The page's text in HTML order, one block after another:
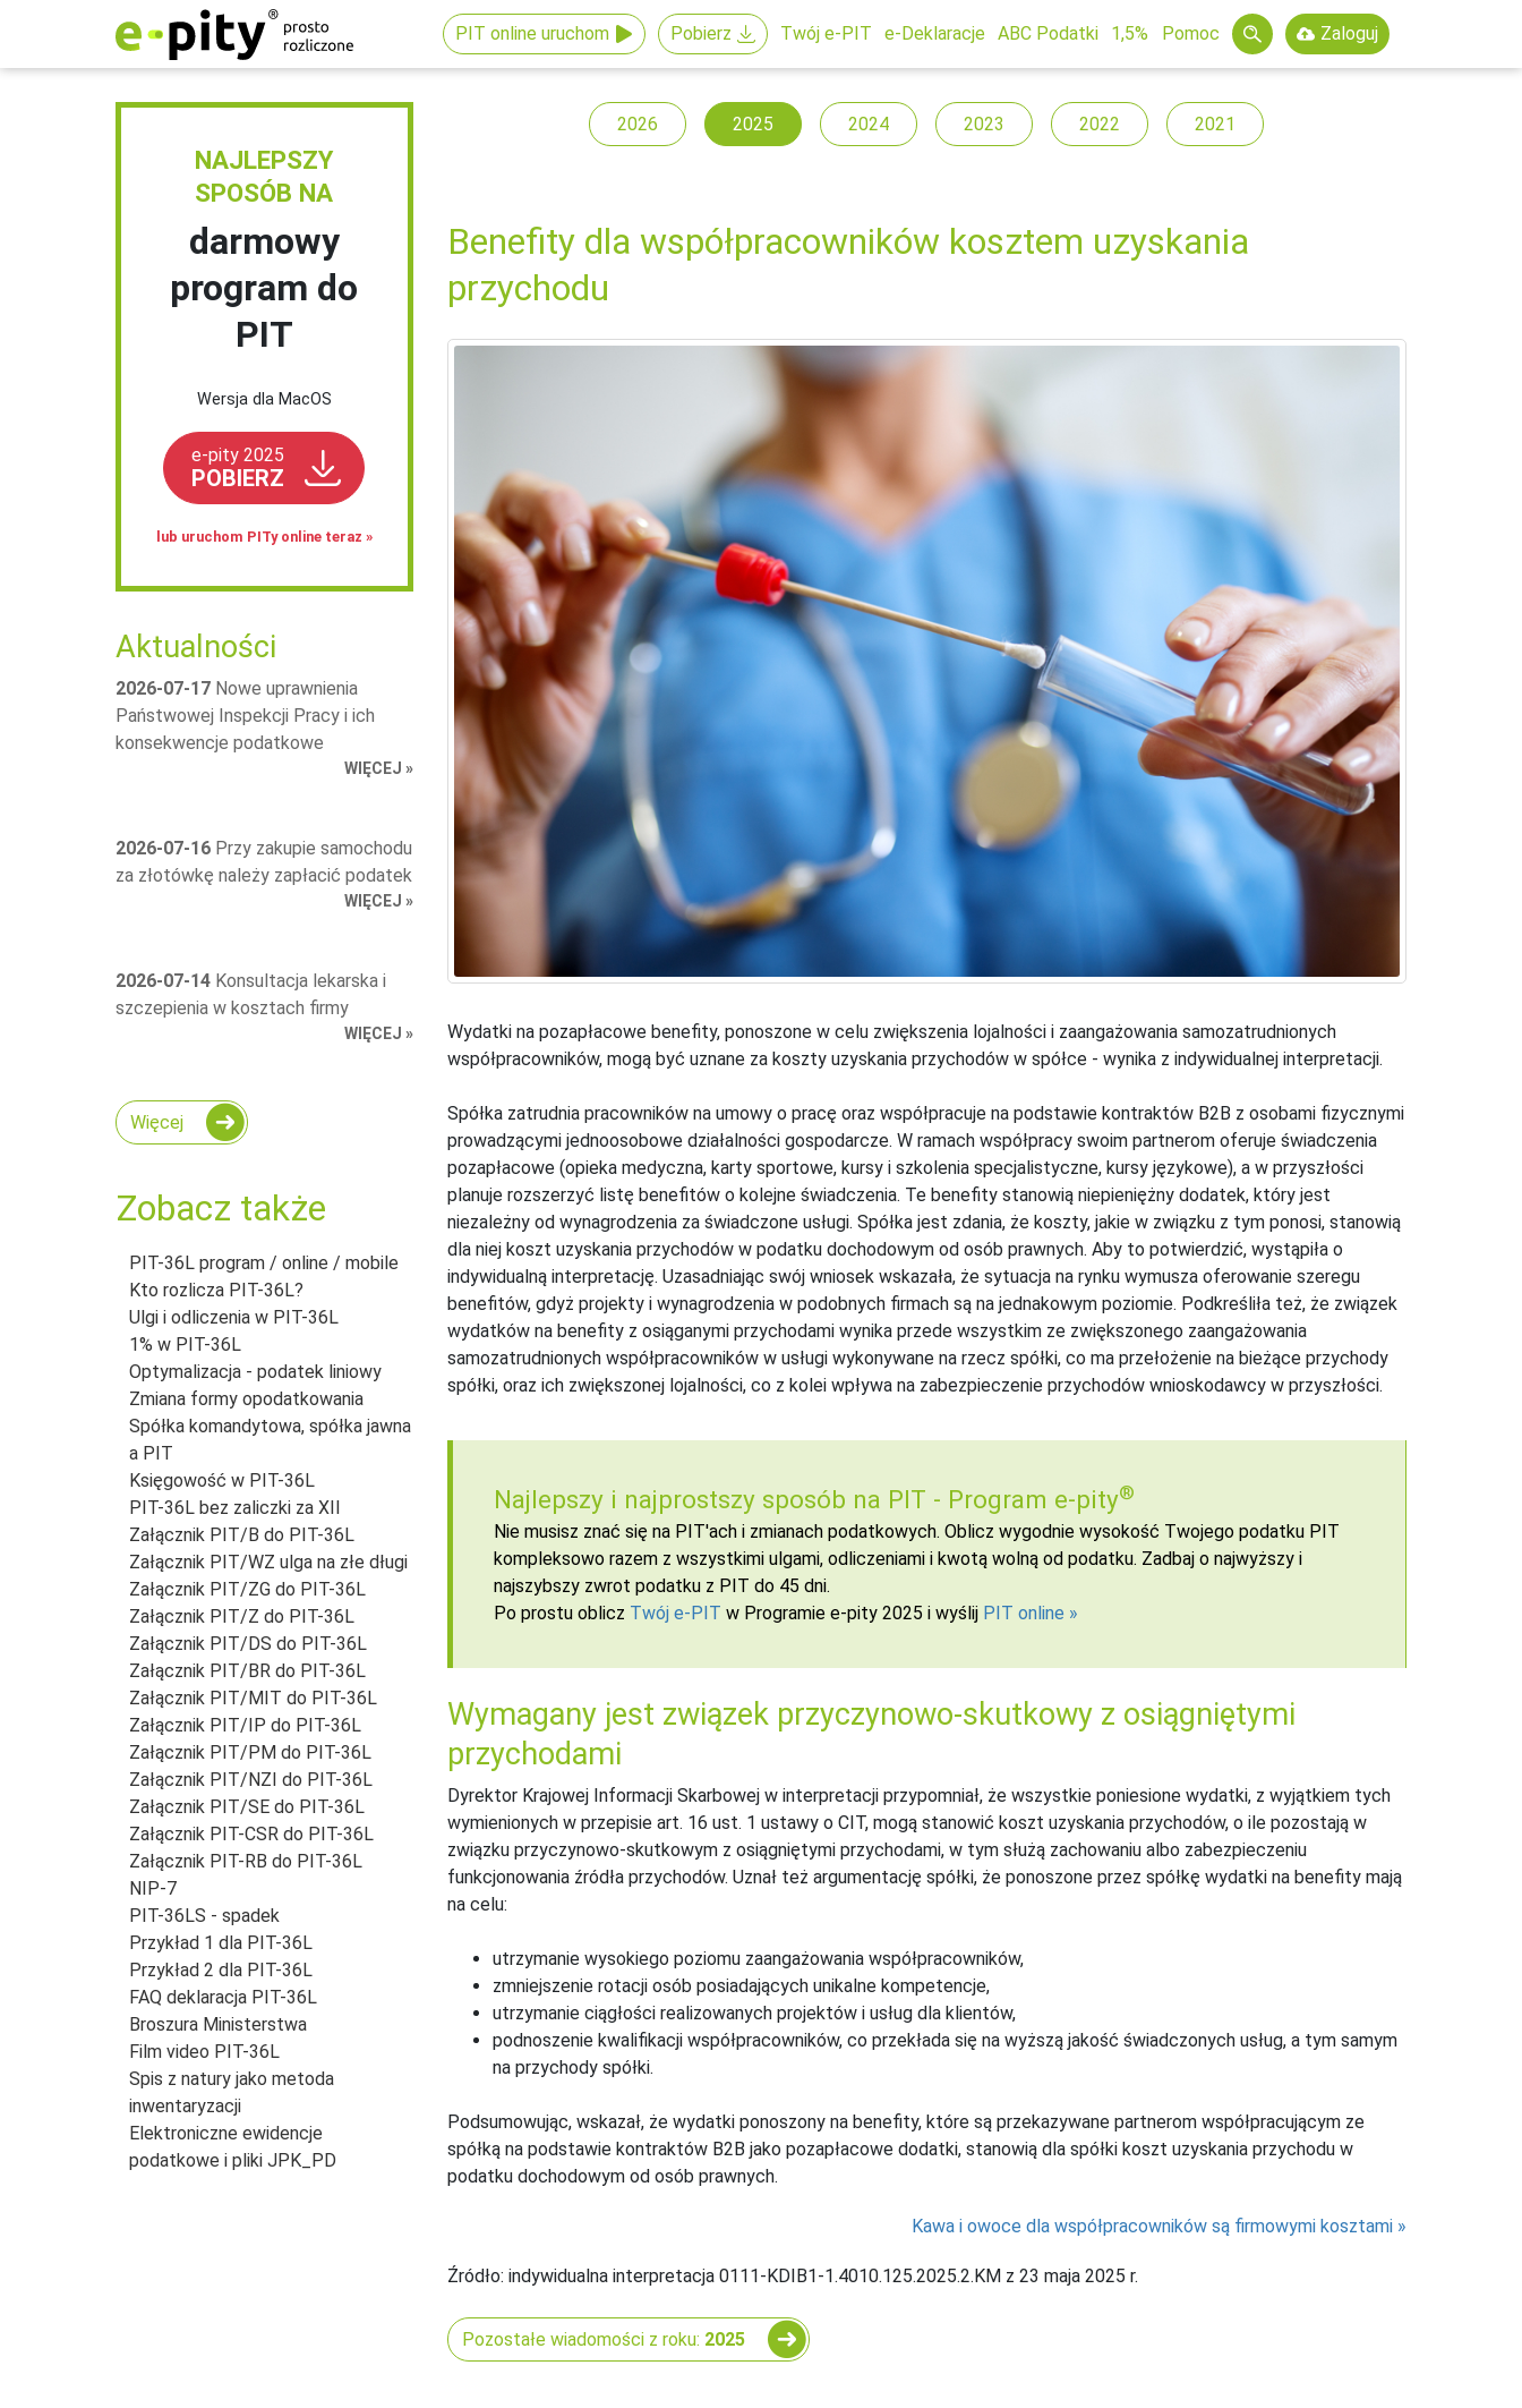
PIT online uruchom Pobierz Twój e-PIT e-Deklaracje ABC Podatki 1,5% Pomoc Zaloguj
NAJLEPSZY
SPOSÓB NA
darmowy
program do
PIT
Wersja dla MacOS
e-pity 2025
POBIERZ
lub uruchom PITy online teraz »
Aktualności
2026-07-17 Nowe uprawnienia
Państwowej Inspekcji Pracy i ich
konsekwencje podatkowe
WIĘCEJ »
2026-07-16 Przy zakupie samochodu
za złotówkę należy zapłacić podatek
WIĘCEJ »
2026-07-14 Konsultacja lekarska i
szczepienia w kosztach firmy
WIĘCEJ »
Więcej
Zobacz także
PIT-36L program / online / mobile
Kto rozlicza PIT-36L?
Ulgi i odliczenia w PIT-36L
1% w PIT-36L
Optymalizacja - podatek liniowy
Zmiana formy opodatkowania
Spółka komandytowa, spółka jawna
a PIT
Księgowość w PIT-36L
PIT-36L bez zaliczki za XII
Załącznik PIT/B do PIT-36L
Załącznik PIT/WZ ulga na złe długi
Załącznik PIT/ZG do PIT-36L
Załącznik PIT/Z do PIT-36L
Załącznik PIT/DS do PIT-36L
Załącznik PIT/BR do PIT-36L
Załącznik PIT/MIT do PIT-36L
Załącznik PIT/IP do PIT-36L
Załącznik PIT/PM do PIT-36L
Załącznik PIT/NZI do PIT-36L
Załącznik PIT/SE do PIT-36L
Załącznik PIT-CSR do PIT-36L
Załącznik PIT-RB do PIT-36L
NIP-7
PIT-36LS - spadek
Przykład 1 dla PIT-36L
Przykład 2 dla PIT-36L
FAQ deklaracja PIT-36L
Broszura Ministerstwa
Film video PIT-36L
Spis z natury jako metoda
inwentaryzacji
Elektroniczne ewidencje
podatkowe i pliki JPK_PD
2026 2025 2024 2023 2022 2021
Benefity dla współpracowników kosztem uzyskania
przychodu
Wydatki na pozapłacowe benefity, ponoszone w celu zwiększenia lojalności i zaangażowania samozatrudnionych
współpracowników, mogą być uznane za koszty uzyskania przychodów w spółce - wynika z indywidualnej interpretacji.
Spółka zatrudnia pracowników na umowy o pracę oraz współpracuje na podstawie kontraktów B2B z osobami fizycznymi
prowadzącymi jednoosobowe działalności gospodarcze. W ramach współpracy swoim partnerom oferuje świadczenia
pozapłacowe (opieka medyczna, karty sportowe, kursy i szkolenia specjalistyczne, kursy językowe), a w przyszłości
planuje rozszerzyć listę benefitów o kolejne świadczenia. Te benefity stanowią niepieniężny dodatek, który jest
niezależny od wynagrodzenia za świadczone usługi. Spółka jest zdania, że koszty, jakie w związku z tym ponosi, stanowią
dla niej koszt uzyskania przychodów w podatku dochodowym od osób prawnych. Aby to potwierdzić, wystąpiła o
indywidualną interpretację. Uzasadniając swój wniosek wskazała, że sytuacja na rynku wymusza oferowanie szeregu
benefitów, gdyż projekty i wynagrodzenia w podobnych firmach są na jednakowym poziomie. Podkreśliła też, że związek
wydatków na benefity z osiąganymi przychodami wynika przede wszystkim ze zwiększonego zaangażowania
samozatrudnionych współpracowników w usługi wykonywane na rzecz spółki, co ma przełożenie na bieżące przychody
spółki, oraz ich zwiększonej lojalności, co z kolei wpływa na zabezpieczenie przychodów wnioskodawcy w przyszłości.
Najlepszy i najprostszy sposób na PIT - Program e-pity®
Nie musisz znać się na PIT'ach i zmianach podatkowych. Oblicz wygodnie wysokość Twojego podatku PIT
kompleksowo razem z wszystkimi ulgami, odliczeniami i kwotą wolną od podatku. Zadbaj o najwyższy i
najszybszy zwrot podatku z PIT do 45 dni.
Po prostu oblicz Twój e-PIT w Programie e-pity 2025 i wyślij PIT online
Wymagany jest związek przyczynowo-skutkowy z osiągniętymi
przychodami
Dyrektor Krajowej Informacji Skarbowej w interpretacji przypomniał, że wszystkie poniesione wydatki, z wyjątkiem tych
wymienionych w przepisie art. 16 ust. 1 ustawy o CIT, mogą stanowić koszt uzyskania przychodów, o ile pozostają w
związku przyczynowo-skutkowym z osiągniętymi przychodami, w tym służą zachowaniu albo zabezpieczeniu
funkcjonowania źródła przychodów. Uznał też argumentację spółki, że ponoszone przez spółkę wydatki na benefity mają
na celu:
utrzymanie wysokiego poziomu zaangażowania współpracowników,
zmniejszenie rotacji osób posiadających unikalne kompetencje,
utrzymanie ciągłości realizowanych projektów i usług dla klientów,
podnoszenie kwalifikacji współpracowników, co przekłada się na wyższą jakość świadczonych usług, a tym samym
na przychody spółki.
Podsumowując, wskazał, że wydatki ponoszony na benefity, które są przekazywane partnerom współpracującym ze
spółką na podstawie kontraktów B2B jako pozapłacowe dodatki, stanowią dla spółki koszt uzyskania przychodu w
podatku dochodowym od osób prawnych.
Kawa i owoce dla współpracowników są firmowymi kosztami
Źródło: indywidualna interpretacja 0111-KDIB1-1.4010.125.2025.2.KM z 23 maja 2025 r.
Pozostałe wiadomości z roku: 2025